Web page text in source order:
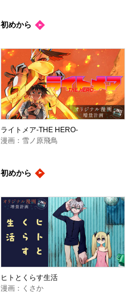
初めから
ライトメア-THE HERO-
漫画：雪ノ原飛鳥
初めから
ヒトとくらす生活
漫画：くさか